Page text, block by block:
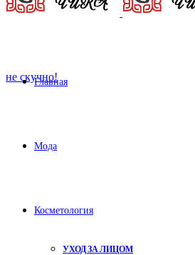
не скучно!
Главная
Мода
Косметология
УХОД ЗА ЛИЦОМ